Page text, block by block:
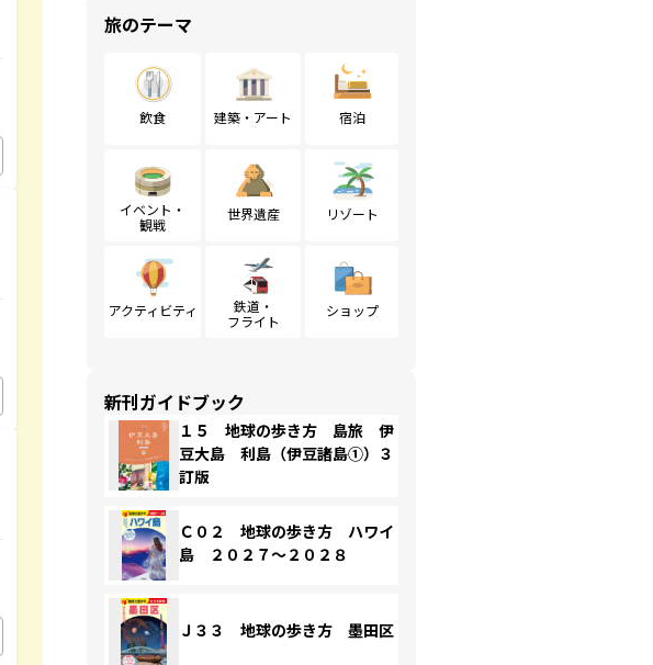
旅のテーマ
飲食 建築・アート 宿泊
イベント・
観戦
世界遺産 リゾート
アクティビティ
鉄道・
フライト
ショップ
新刊ガイドブック
１５ 地球の歩き方 島旅 伊
豆大島 利島（伊豆諸島①）３
訂版
Ｃ０２ 地球の歩き方 ハワイ
島 ２０２７～２０２８
Ｊ３３ 地球の歩き方 墨田区